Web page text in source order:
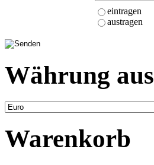
eintragen
austragen
Währung
Warenkorb